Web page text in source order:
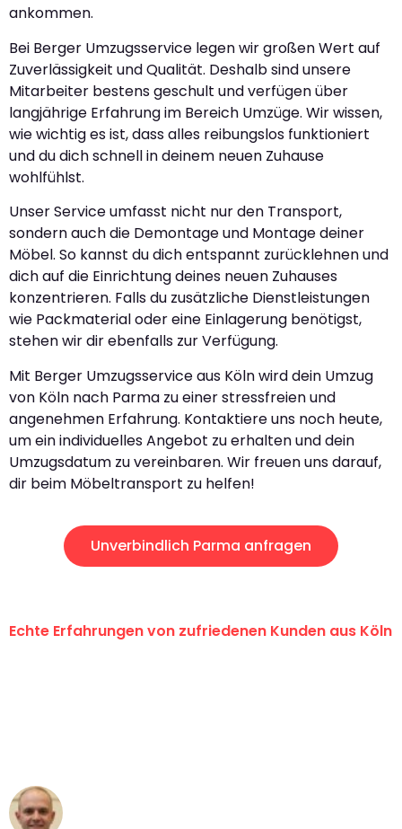
ankommen.
Bei Berger Umzugsservice legen wir großen Wert auf
Zuverlässigkeit und Qualität. Deshalb sind unsere
Mitarbeiter bestens geschult und verfügen über
langjährige Erfahrung im Bereich Umzüge. Wir wissen,
wie wichtig es ist, dass alles reibungslos funktioniert
und du dich schnell in deinem neuen Zuhause
wohlfühlst.
Unser Service umfasst nicht nur den Transport,
sondern auch die Demontage und Montage deiner
Möbel. So kannst du dich entspannt zurücklehnen und
dich auf die Einrichtung deines neuen Zuhauses
konzentrieren. Falls du zusätzliche Dienstleistungen
wie Packmaterial oder eine Einlagerung benötigst,
stehen wir dir ebenfalls zur Verfügung.
Mit Berger Umzugsservice aus Köln wird dein Umzug
von Köln nach Parma zu einer stressfreien und
angenehmen Erfahrung. Kontaktiere uns noch heute,
um ein individuelles Angebot zu erhalten und dein
Umzugsdatum zu vereinbaren. Wir freuen uns darauf,
dir beim Möbeltransport zu helfen!
Unverbindlich Parma anfragen
Echte Erfahrungen von zufriedenen Kunden aus Köln